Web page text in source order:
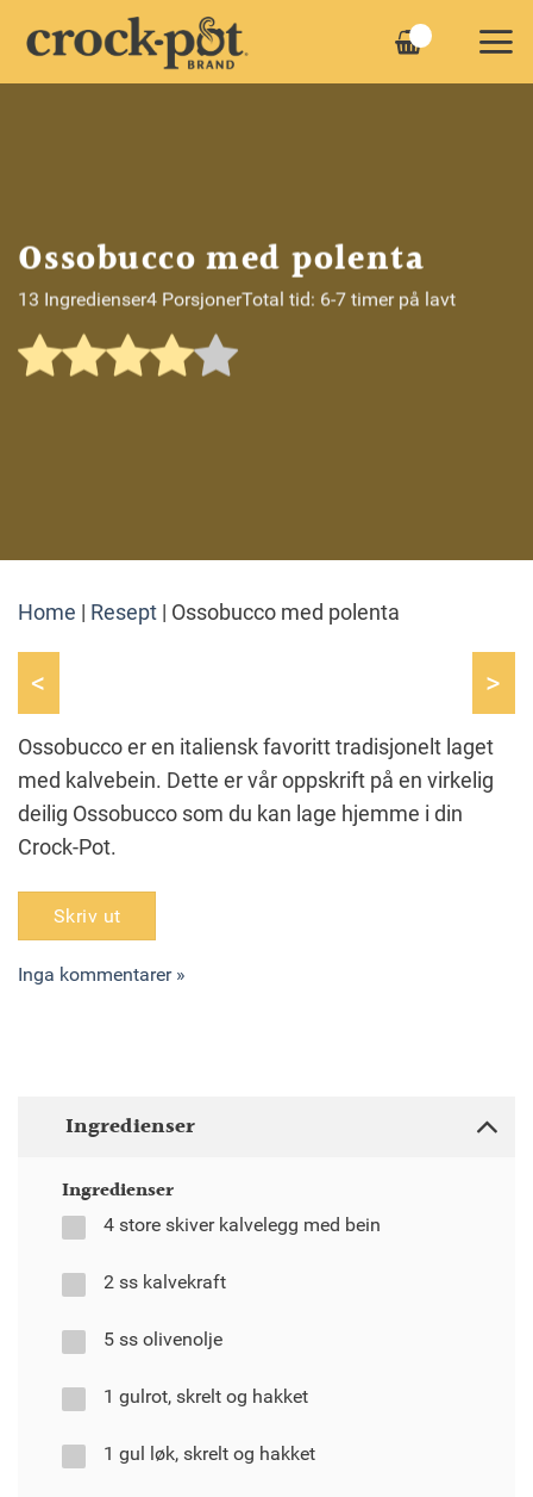
Ossobucco med polenta
13 Ingredienser4 PorsjonerTotal tid: 6-7 timer på lavt
Home Resept Ossobucco med polenta
< >
Ossobucco er en italiensk favoritt tradisjonelt laget
med kalvebein. Dette er vår oppskrift på en virkelig
deilig Ossobucco som du kan lage hjemme i din
Crock-Pot.
Skriv ut
Inga kommentarer »
Ingredienser
Ingredienser
4 store skiver kalvelegg med bein
2 ss kalvekraft
5 ss olivenolje
1 gulrot, skrelt og hakket
1 gul løk, skrelt og hakket